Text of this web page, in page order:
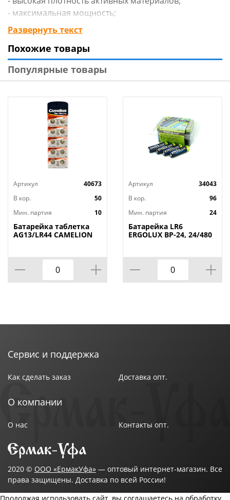
- максимальная мощность;
- защита от протечек;
- стальной корпус с увеличенной толщиной стенки.
Технические характеристики:
Типоразмер: LR6 / AA
Вид упаковки: термоусадка с подвесом
Бренд: Energy
Страна-изготовитель: Китай
Развернуть текст
Похожие товары
Популярные товары
Артикул
40673
В кор.
50
Мин. партия
10
Батарейка таблетка
AG13/LR44 CAMELION
калькуляторы, 10/100
Артикул
34043
В кор.
96
Мин. партия
24
Батарейка LR6
ERGOLUX BP-24, 24/480
Сервис и поддержка
Как сделать заказ Доставка опт.
О компании
О нас Контакты опт.
2020 © ООО «ЕрмакУфа» — оптовый интернет-магазин. Все
права защищены. Доставка по всей России!